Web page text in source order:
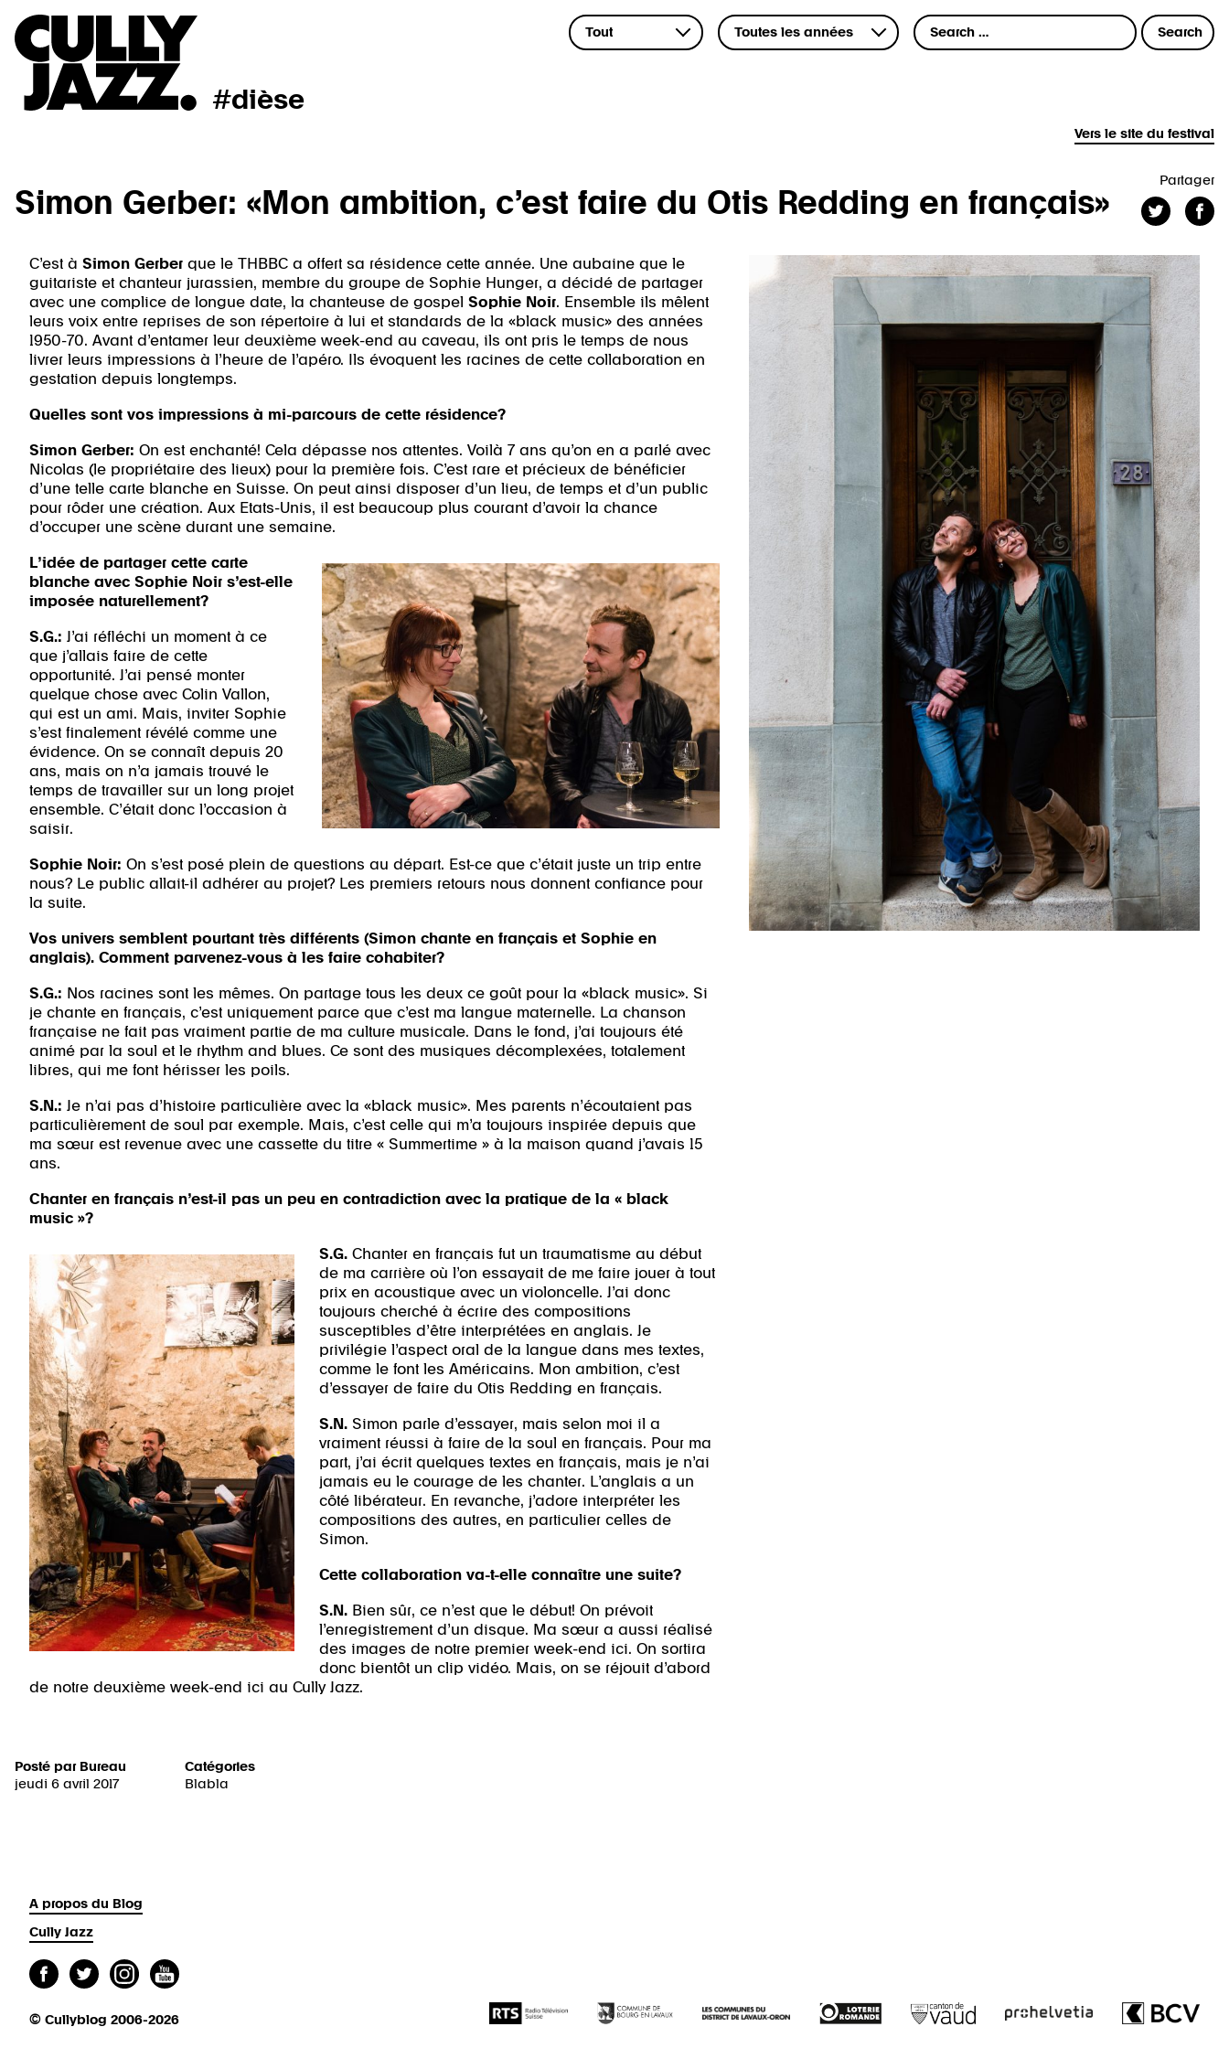
#dièse
Vers le site du festival
Simon Gerber: «Mon ambition, c’est faire du Otis Redding en français»
Partager
C’est à Simon Gerber que le THBBC a offert sa résidence cette année. Une aubaine que le
guitariste et chanteur jurassien, membre du groupe de Sophie Hunger, a décidé de partager
avec une complice de longue date, la chanteuse de gospel Sophie Noir. Ensemble ils mêlent
leurs voix entre reprises de son répertoire à lui et standards de la «black music» des années
1950-70. Avant d’entamer leur deuxième week-end au caveau, ils ont pris le temps de nous
livrer leurs impressions à l’heure de l’apéro. Ils évoquent les racines de cette collaboration en
gestation depuis longtemps.
Quelles sont vos impressions à mi-parcours de cette résidence?
Simon Gerber: On est enchanté! Cela dépasse nos attentes. Voilà 7 ans qu’on en a parlé avec
Nicolas (le propriétaire des lieux) pour la première fois. C’est rare et précieux de bénéficier
d’une telle carte blanche en Suisse. On peut ainsi disposer d’un lieu, de temps et d’un public
pour rôder une création. Aux Etats-Unis, il est beaucoup plus courant d’avoir la chance
d’occuper une scène durant une semaine.
L’idée de partager cette carte
blanche avec Sophie Noir s’est-elle
imposée naturellement?
S.G.: J’ai réfléchi un moment à ce
que j’allais faire de cette
opportunité. J’ai pensé monter
quelque chose avec Colin Vallon,
qui est un ami. Mais, inviter Sophie
s’est finalement révélé comme une
évidence. On se connaît depuis 20
ans, mais on n’a jamais trouvé le
temps de travailler sur un long projet
ensemble. C’était donc l’occasion à
saisir.
Sophie Noir: On s’est posé plein de questions au départ. Est-ce que c’était juste un trip entre
nous? Le public allait-il adhérer au projet? Les premiers retours nous donnent confiance pour
la suite.
Vos univers semblent pourtant très différents (Simon chante en français et Sophie en
anglais). Comment parvenez-vous à les faire cohabiter?
S.G.:
Nos racines sont les mêmes. On partage tous les deux ce goût pour la «black music». Si
je chante en français, c’est uniquement parce que c’est ma langue maternelle. La chanson
française ne fait pas vraiment partie de ma culture musicale. Dans le fond, j’ai toujours été
animé par la soul et le rhythm and blues. Ce sont des musiques décomplexées, totalement
libres, qui me font hérisser les poils.
S.N.: Je n’ai pas d’histoire particulière avec la «black music». Mes parents n’écoutaient pas
particulièrement de soul par exemple. Mais, c’est celle qui m’a toujours inspirée depuis que
ma sœur est revenue avec une cassette du titre « Summertime » à la maison quand j’avais 15
ans.
Chanter en français n’est-il pas un peu en contradiction avec la pratique de la « black
music »?
S.G. Chanter en français fut un traumatisme au début
de ma carrière où l’on essayait de me faire jouer à tout
prix en acoustique avec un violoncelle. J’ai donc
toujours cherché à écrire des compositions
susceptibles d’être interprétées en anglais. Je
privilégie l’aspect oral de la langue dans mes textes,
comme le font les Américains. Mon ambition, c’est
d’essayer de faire du Otis Redding en français.
S.N. Simon parle d’essayer, mais selon moi il a
vraiment réussi à faire de la soul en français. Pour ma
part, j’ai écrit quelques textes en français, mais je n’ai
jamais eu le courage de les chanter. L’anglais a un
côté libérateur. En revanche, j’adore interpréter les
compositions des autres, en particulier celles de
Simon.
Cette collaboration va-t-elle connaître une suite?
S.N. Bien sûr, ce n’est que le début! On prévoit
l’enregistrement d’un disque. Ma sœur a aussi réalisé
des images de notre premier week-end ici. On sortira
donc bientôt un clip vidéo. Mais, on se réjouit d’abord
de notre deuxième week-end ici au Cully Jazz.
Posté par Bureau
jeudi 6 avril 2017
Catégories
Blabla
A propos du Blog
Cully Jazz
© Cullyblog 2006-2026